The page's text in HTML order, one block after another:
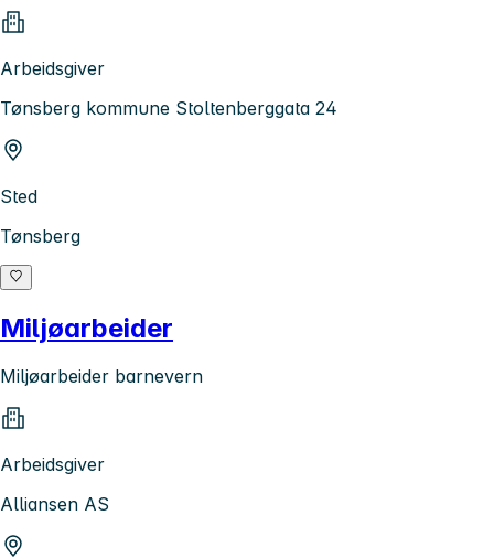
Arbeidsgiver
Tønsberg kommune Stoltenberggata 24
Sted
Tønsberg
Miljøarbeider
Miljøarbeider barnevern
Arbeidsgiver
Alliansen AS